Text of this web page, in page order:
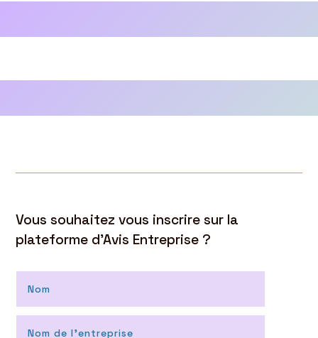
Vous souhaitez vous inscrire sur la
plateforme d’Avis Entreprise ?